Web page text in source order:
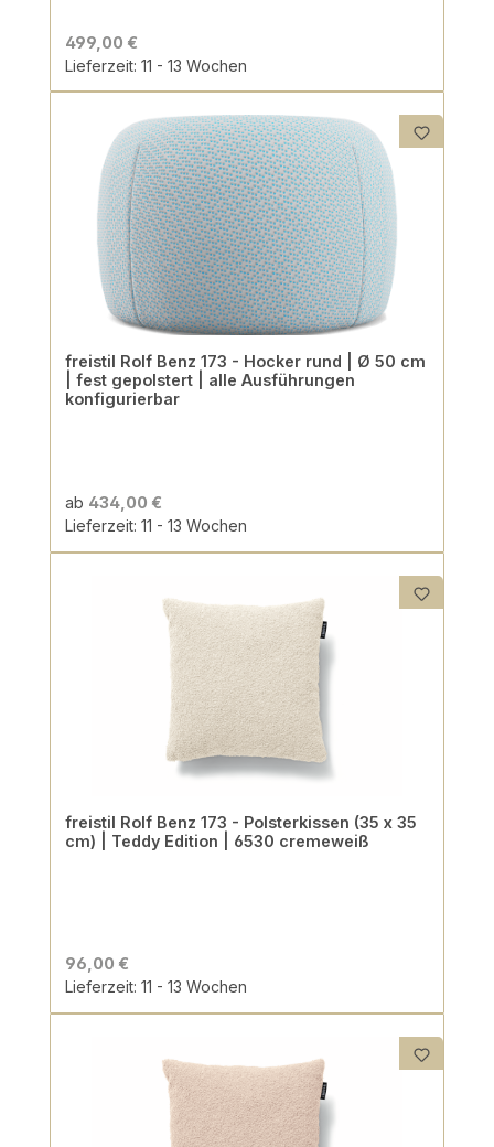
499,00 €
Lieferzeit: 11 - 13 Wochen
freistil Rolf Benz 173 - Hocker rund | Ø 50 cm
| fest gepolstert | alle Ausführungen
konfigurierbar
ab 434,00 €
Lieferzeit: 11 - 13 Wochen
freistil Rolf Benz 173 - Polsterkissen (35 x 35
cm) | Teddy Edition | 6530 cremeweiß
96,00 €
Lieferzeit: 11 - 13 Wochen